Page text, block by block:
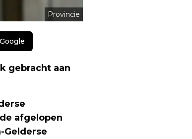
Provincie
gebracht aan
afgelopen
Gelderse